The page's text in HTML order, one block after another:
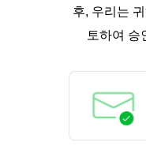
후, 우리는
토하여 승